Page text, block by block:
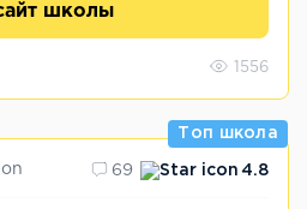
школы
1556
Топ школа
69 4.8